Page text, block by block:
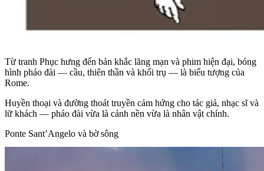
Từ tranh Phục hưng đến bản khắc lãng mạn và phim hiện đại, bóng
hình pháo đài — cầu, thiên thần và khối trụ — là biểu tượng của
Rome.
Huyền thoại và đường thoát truyền cảm hứng cho tác giả, nhạc sĩ và
lữ khách — pháo đài vừa là cảnh nền vừa là nhân vật chính.
Ponte Sant’Angelo và bờ sông